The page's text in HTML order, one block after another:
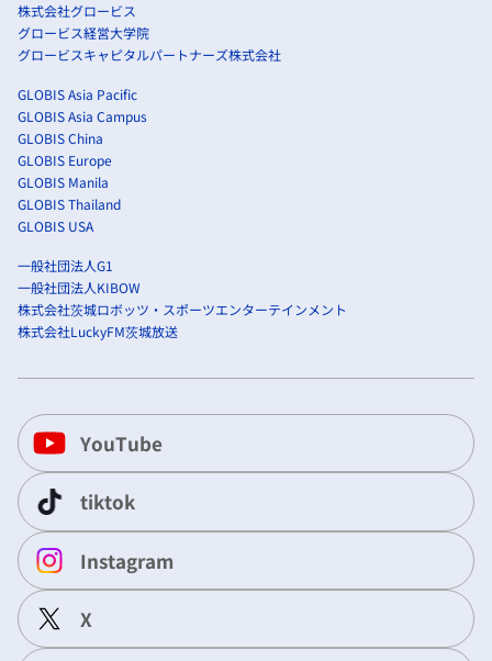
株式会社グロービス
グロービス経営大学院
グロービスキャピタルパートナーズ株式会社
GLOBIS Asia Pacific
GLOBIS Asia Campus
GLOBIS China
GLOBIS Europe
GLOBIS Manila
GLOBIS Thailand
GLOBIS USA
一般社団法人G1
一般社団法人KIBOW
株式会社茨城ロボッツ・スポーツエンターテインメント
株式会社LuckyFM茨城放送
YouTube
tiktok
Instagram
X